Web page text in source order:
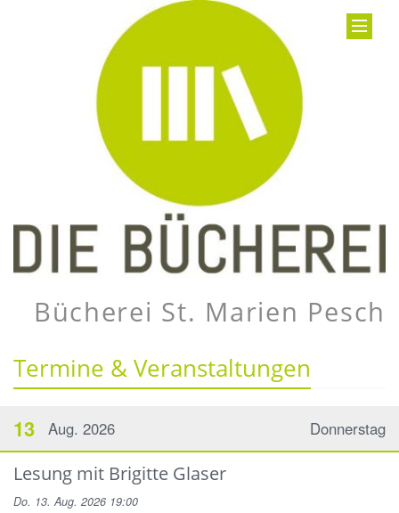
Bücherei St. Marien Pesch
Termine & Veranstaltungen
Donnerstag
13 Aug. 2026
Lesung mit Brigitte Glaser
Do. 13. Aug. 2026 19:00